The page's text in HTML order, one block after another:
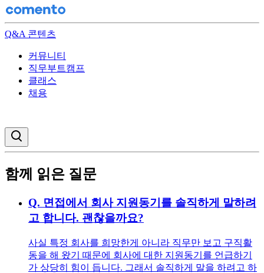
Q&A 콘텐츠
커뮤니티
직무부트캠프
클래스
채용
함께 읽은 질문
Q. 면접에서 회사 지원동기를 솔직하게 말하려
고 합니다. 괜찮을까요?
사실 특정 회사를 희망한게 아니라 직무만 보고 구직활
동을 해 왔기 때문에 회사에 대한 지원동기를 언급하기
가 상당히 힘이 듭니다. 그래서 솔직하게 말을 하려고 하